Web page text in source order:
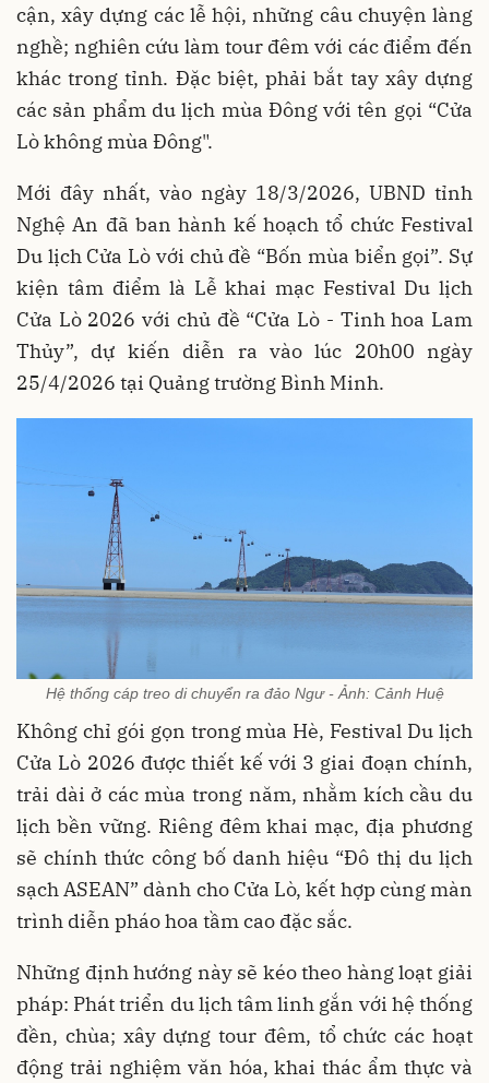
cận, xây dựng các lễ hội, những câu chuyện làng
nghề; nghiên cứu làm tour đêm với các điểm đến
khác trong tỉnh. Đặc biệt, phải bắt tay xây dựng
các sản phẩm du lịch mùa Đông với tên gọi “Cửa
Lò không mùa Đông".
Mới đây nhất, vào ngày 18/3/2026, UBND tỉnh
Nghệ An đã ban hành kế hoạch tổ chức Festival
Du lịch Cửa Lò với chủ đề “Bốn mùa biển gọi”. Sự
kiện tâm điểm là Lễ khai mạc Festival Du lịch
Cửa Lò 2026 với chủ đề “Cửa Lò - Tinh hoa Lam
Thủy”, dự kiến diễn ra vào lúc 20h00 ngày
25/4/2026 tại Quảng trường Bình Minh.
Hệ thống cáp treo di chuyển ra đảo Ngư - Ảnh: Cảnh Huệ
Không chỉ gói gọn trong mùa Hè, Festival Du lịch
Cửa Lò 2026 được thiết kế với 3 giai đoạn chính,
trải dài ở các mùa trong năm, nhằm kích cầu du
lịch bền vững. Riêng đêm khai mạc, địa phương
sẽ chính thức công bố danh hiệu “Đô thị du lịch
sạch ASEAN” dành cho Cửa Lò, kết hợp cùng màn
trình diễn pháo hoa tầm cao đặc sắc.
Những định hướng này sẽ kéo theo hàng loạt giải
pháp: Phát triển du lịch tâm linh gắn với hệ thống
đền, chùa; xây dựng tour đêm, tổ chức các hoạt
động trải nghiệm văn hóa, khai thác ẩm thực và